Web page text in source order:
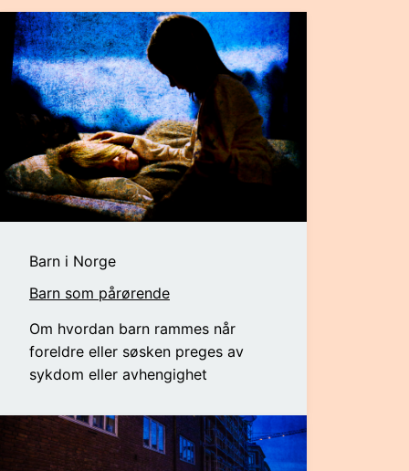
Barn i Norge
Barn som pårørende
Om hvordan barn rammes når
foreldre eller søsken preges av
sykdom eller avhengighet